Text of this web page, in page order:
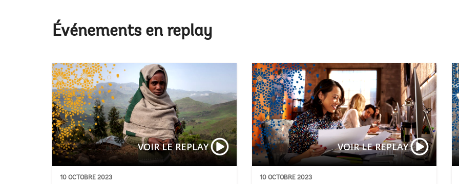
Événements en replay
VOIR LE REPLAY
10 OCTOBRE 2023
Un
VOIR LE REPLAY
10 OCTOBRE 2023